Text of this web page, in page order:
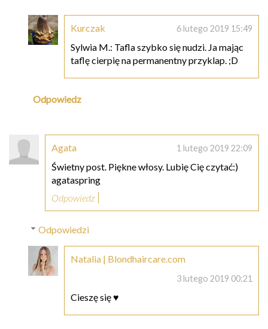
Kurczak 6 lutego 2019 15:49
Sylwia M.: Tafla szybko się nudzi. Ja mając
taflę cierpię na permanentny przyklap. ;D
Odpowiedz
Agata 1 lutego 2019 22:09
Świetny post. Piękne włosy. Lubię Cię czytać:)
agataspring
Odpowiedz
Odpowiedzi
Natalia | Blondhaircare.com
3 lutego 2019 00:21
Cieszę się ♥